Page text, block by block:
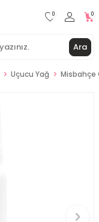
Ara
0 0
Uçucu Yağ Misbahçe